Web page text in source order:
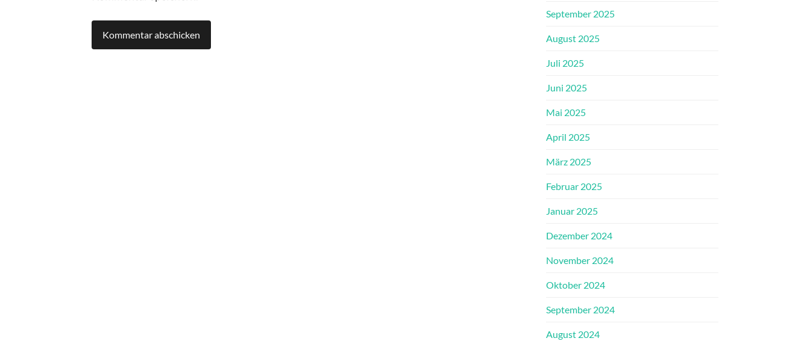
September 2025
August 2025
Juli 2025
Juni 2025
Mai 2025
April 2025
März 2025
Februar 2025
Januar 2025
Dezember 2024
November 2024
Oktober 2024
September 2024
August 2024